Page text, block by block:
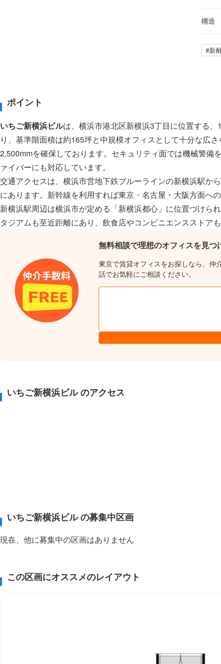
構造
#新
ポイント
いちご新横浜ビルは、横浜市港北区新横浜3丁目に位置する
り、基準階面積は約165坪と中規模オフィスとして十分な広
2,500mmを確保しております。セキュリティ面では機械警
ァイバーにも対応しています。
交通アクセスは、横浜市営地下鉄ブルーラインの新横浜駅か
にあります。新幹線を利用すれば東京・名古屋・大阪方面へ
新横浜駅周辺は横浜市が定める「新横浜都心」に位置づけら
タジアムも至近距離にあり、飲食店やコンビニエンスストア
無料相談で理想のオフィスを見つ
東京で賃貸オフィスをお探しなら、仲
話でお気軽にご相談ください。
いちご新横浜ビル のアクセス
いちご新横浜ビル の募集中区画
現在、他に募集中の区画はありません
この区画にオススメのレイアウト